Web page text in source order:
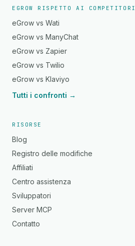
EGROW RISPETTO AI COMPETITORI
eGrow vs Wati
eGrow vs ManyChat
eGrow vs Zapier
eGrow vs Twilio
eGrow vs Klaviyo
Tutti i confronti →
RISORSE
Blog
Registro delle modifiche
Affiliati
Centro assistenza
Sviluppatori
Server MCP
Contatto